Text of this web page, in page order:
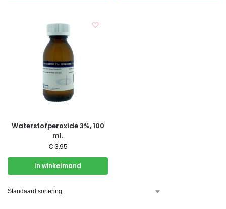
Waterstofperoxide 3%, 100
ml.
€ 3,95
In winkelmand